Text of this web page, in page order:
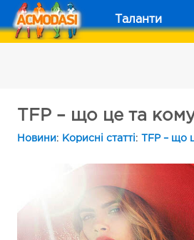
Таланти
TFP – що це та
Новини: Корисні статті: TFP – що